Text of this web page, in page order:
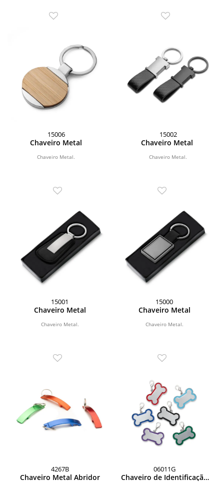
15006
Chaveiro Metal
Chaveiro Metal.
15002
Chaveiro Metal
Chaveiro Metal.
15001
Chaveiro Metal
Chaveiro Metal.
15000
Chaveiro Metal
Chaveiro Metal.
4267B
Chaveiro Metal Abridor
06011G
Chaveiro de Identificação